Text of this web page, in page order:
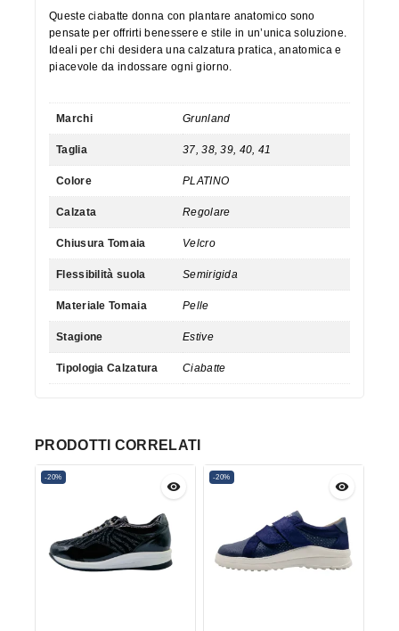
Queste ciabatte donna con plantare anatomico sono
pensate per offrirti benessere e stile in un’unica soluzione.
Ideali per chi desidera una calzatura pratica, anatomica e
piacevole da indossare ogni giorno.
Marchi Grunland
Taglia 37, 38, 39, 40, 41
Colore PLATINO
Calzata Regolare
Chiusura Tomaia Velcro
Flessibilità suola Semirigida
Materiale Tomaia Pelle
Stagione Estive
Tipologia Calzatura Ciabatte
PRODOTTI CORRELATI
-20% -20%